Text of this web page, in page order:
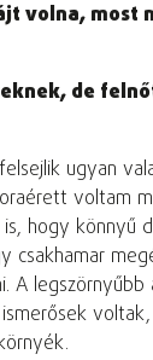
most
de
ugyan
voltam
hogy könnyű
csakhamar
legszörnyűbb